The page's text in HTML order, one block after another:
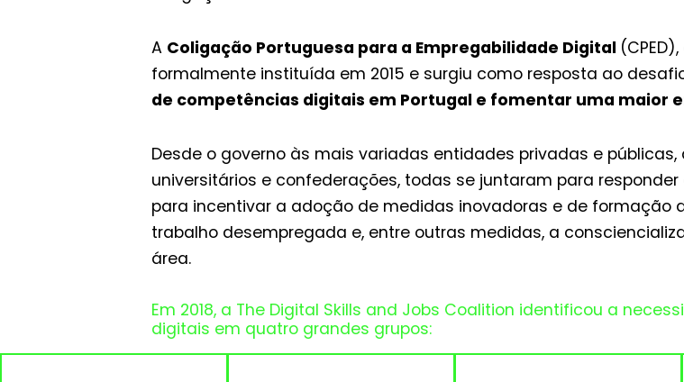
A Coligação Portuguesa para a Empregabilidade Digital
formalmente instituída em 2015 e surgiu como resposta ao
de competências digitais em Portugal e fomentar uma maior
Desde o governo às mais variadas entidades privadas e públicas,
universitários e confederações, todas se juntaram para
para incentivar a adoção de medidas inovadoras e de formação
trabalho desempregada e, entre outras medidas, a
área.
Em 2018, a The Digital Skills and Jobs Coalition identificou a
digitais em quatro grandes grupos: